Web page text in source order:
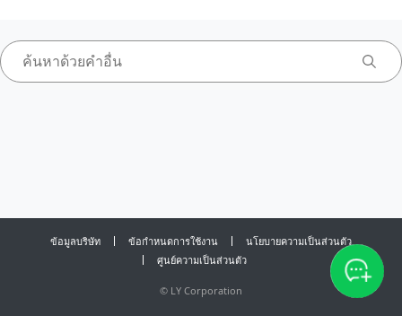
ข้อมูลบริษัท ข้อกำหนดการใช้งาน
นโยบายความเป็นส่วนตัว
ศูนย์ความเป็นส่วนตัว
© LY Corporation